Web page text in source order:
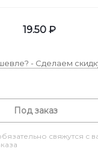
19.50 ₽
- Сделаем
Под заказ
свяжутся с